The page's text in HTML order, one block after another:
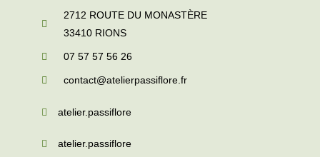
2712 ROUTE DU MONASTÈRE
33410 RIONS
07 57 57 56 26
contact@atelierpassiflore.fr
atelier.passiflore
atelier.passiflore